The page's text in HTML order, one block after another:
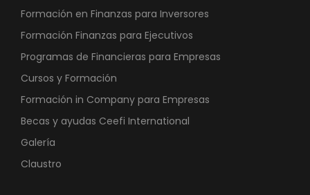
Formación en Finanzas para Inversores
Formación Finanzas para Ejecutivos
Programas de Financieras para Empresas
Cursos y Formación
Formación in Company para Empresas
Becas y ayudas Ceefi International
Galería
Claustro